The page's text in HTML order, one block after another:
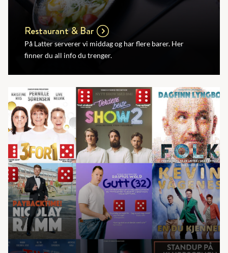
Restaurant & Bar
På Latter serverer vi middag og har flere barer. Her
finner du all info du trenger.